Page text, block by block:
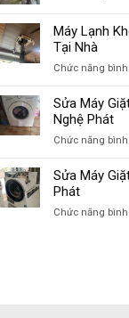
Máy Lạnh
Tại Nhà
Chức năng
Sửa Máy
Nghệ Phát
Chức năng
Sửa Máy
Phát
Chức năng